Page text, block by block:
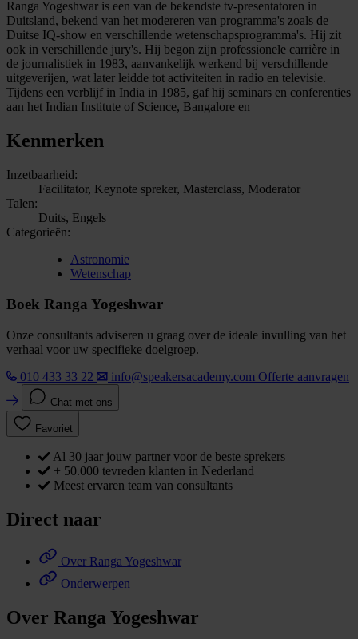
Ranga Yogeshwar is een van de bekendste tv-presentatoren in
Duitsland, bekend van het modereren van programma's zoals de
Duitse IQ-show en verschillende wetenschapsprogramma's. Hij zit
ook in verschillende jury's. Hij begon zijn professionele carrière in
de journalistiek in 1983, aanvankelijk werkend bij verschillende
uitgeverijen, wat later leidde tot activiteiten in radio en televisie.
Tijdens een verblijf in India in 1985, gaf hij seminars en conferenties
aan het Indian Institute of Science, Bangalore en
Kenmerken
Inzetbaarheid:
Facilitator, Keynote spreker, Masterclass, Moderator
Talen:
Duits, Engels
Categorieën:
Astronomie
Wetenschap
Boek Ranga Yogeshwar
Onze consultants adviseren u graag over de ideale invulling van het
verhaal voor uw specifieke doelgroep.
010 433 33 22
info@speakersacademy.com Offerte aanvragen
Chat met ons
Favoriet
Al 30 jaar jouw partner voor de beste sprekers
+ 50.000 tevreden klanten in Nederland
Meest ervaren team van consultants
Direct naar
Over Ranga Yogeshwar
Onderwerpen
Over Ranga Yogeshwar